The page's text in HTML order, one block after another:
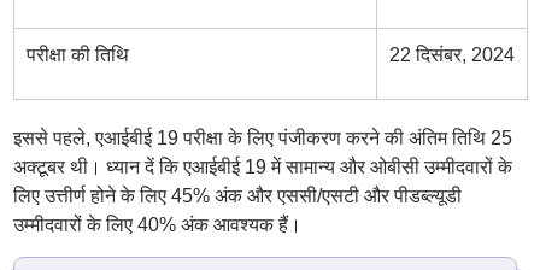
परीक्षा की तिथि 22 दिसंबर, 2024
इससे पहले, एआईबीई 19 परीक्षा के लिए पंजीकरण करने की अंतिम तिथि 25
अक्टूबर थी। ध्यान दें कि एआईबीई 19 में सामान्य और ओबीसी उम्मीदवारों के
लिए उत्तीर्ण होने के लिए 45% अंक और एससी/एसटी और पीडब्ल्यूडी
उम्मीदवारों के लिए 40% अंक आवश्यक हैं।